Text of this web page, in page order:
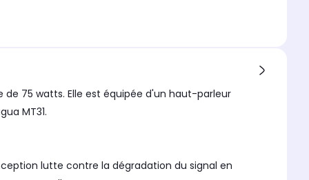
de 75 watts. Elle est équipée d'un haut-parleur
MT31.
lutte contre la dégradation du signal en